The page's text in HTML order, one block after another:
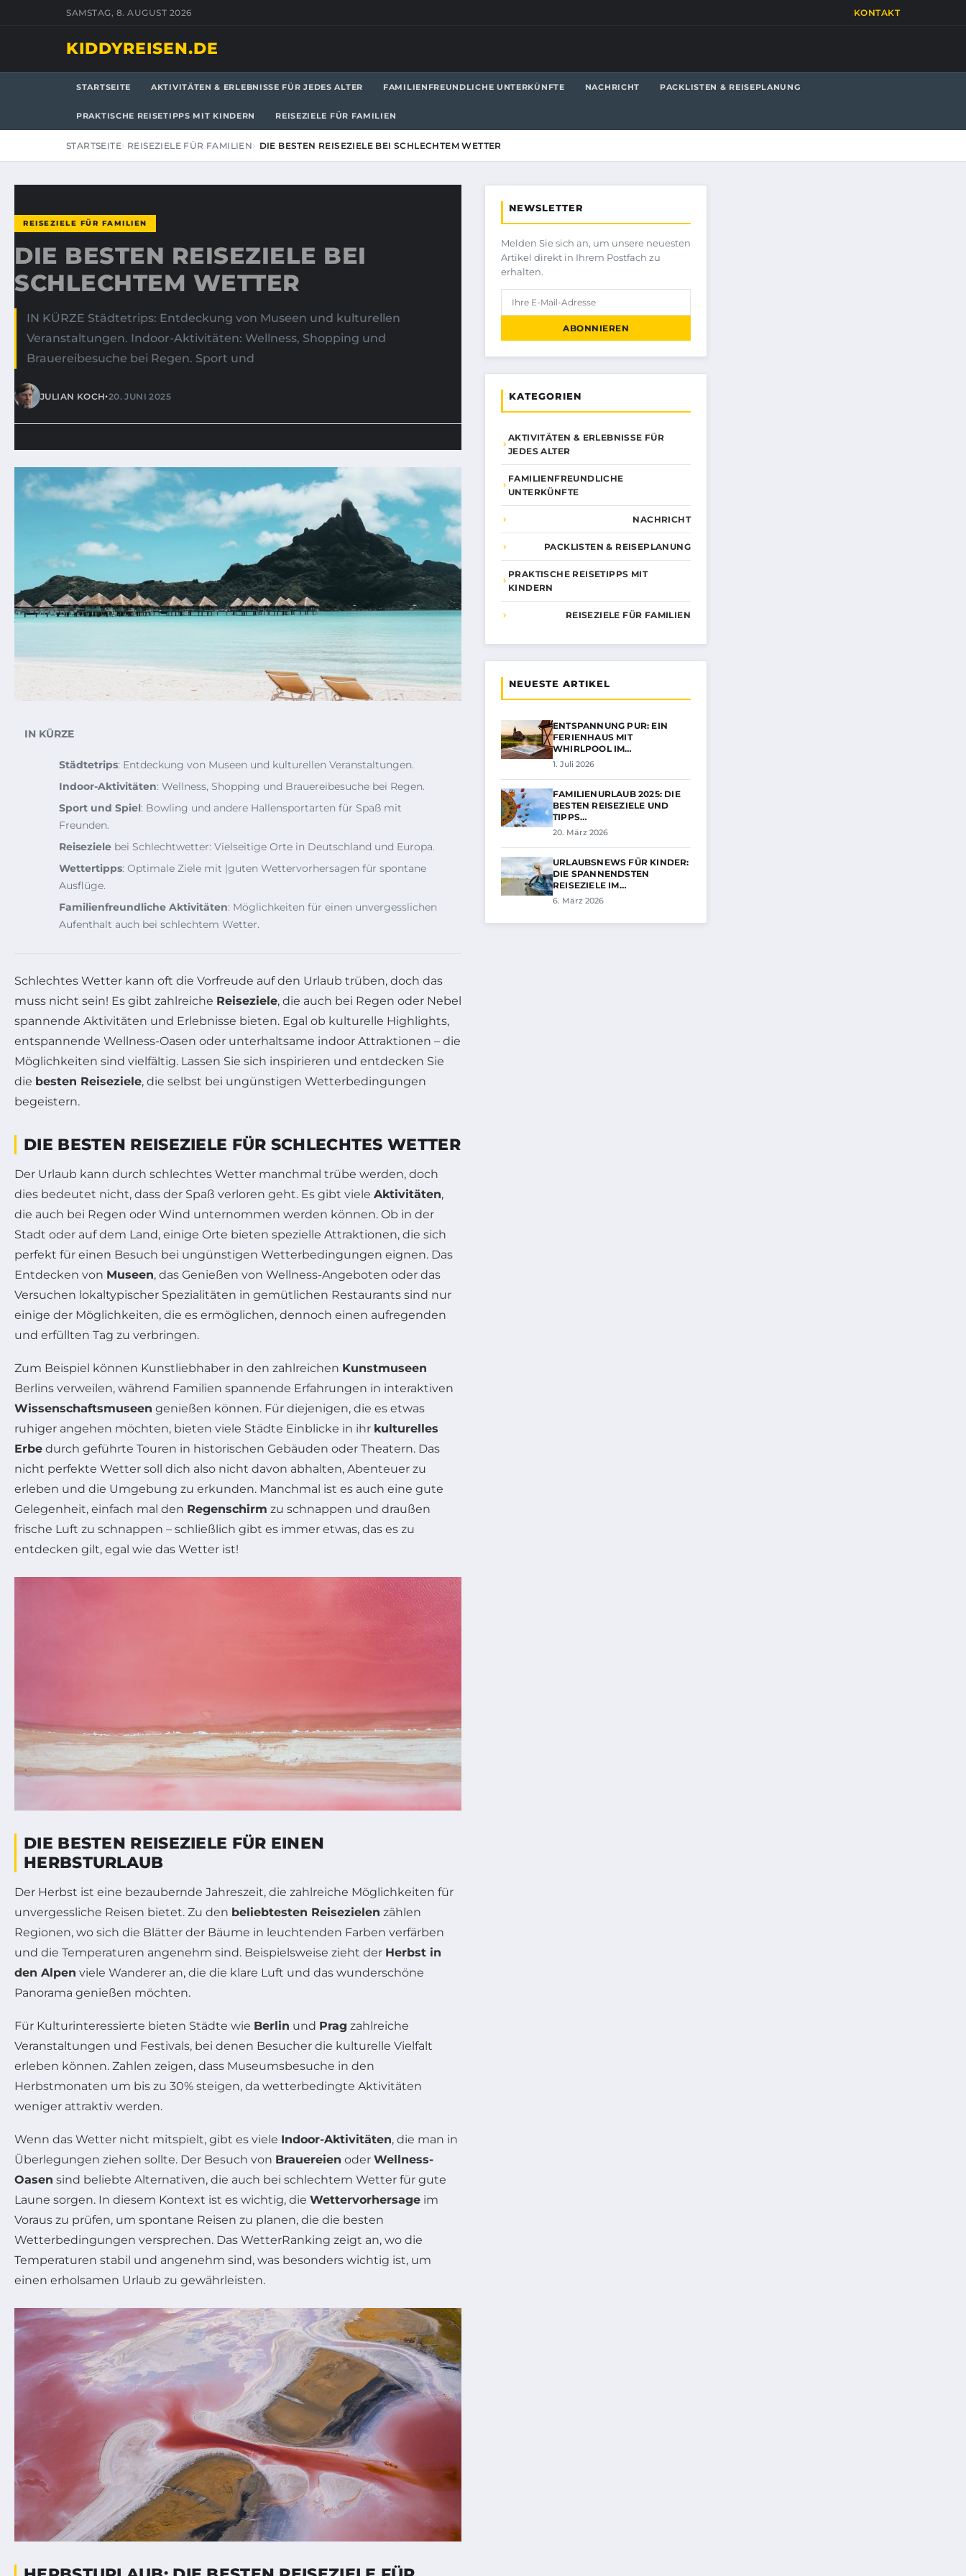
SAMSTAG, 8. AUGUST 2026 KONTAKT
KIDDYREISEN.DE
STARTSEITE AKTIVITÄTEN & ERLEBNISSE FÜR JEDES ALTER FAMILIENFREUNDLICHE UNTERKÜNFTE NACHRICHT PACKLISTEN & REISEPLANUNG
PRAKTISCHE REISETIPPS MIT KINDERN REISEZIELE FÜR FAMILIEN
STARTSEITE REISEZIELE FÜR FAMILIEN DIE BESTEN REISEZIELE BEI SCHLECHTEM WETTER
REISEZIELE FÜR FAMILIEN
DIE BESTEN REISEZIELE BEI
SCHLECHTEM WETTER
IN KÜRZE Städtetrips: Entdeckung von Museen und kulturellen
Veranstaltungen. Indoor-Aktivitäten: Wellness, Shopping und
Brauereibesuche bei Regen. Sport und
JULIAN KOCH•20. JUNI 2025
IN KÜRZE
Städtetrips: Entdeckung von Museen und kulturellen Veranstaltungen.
Indoor-Aktivitäten: Wellness, Shopping und Brauereibesuche bei Regen.
Sport und Spiel: Bowling und andere Hallensportarten für Spaß mit
Freunden.
Reiseziele bei Schlechtwetter: Vielseitige Orte in Deutschland und Europa.
Wettertipps: Optimale Ziele mit |guten Wettervorhersagen für spontane
Ausflüge.
Familienfreundliche Aktivitäten: Möglichkeiten für einen unvergesslichen
Aufenthalt auch bei schlechtem Wetter.
Schlechtes Wetter kann oft die Vorfreude auf den Urlaub trüben, doch das
muss nicht sein! Es gibt zahlreiche Reiseziele, die auch bei Regen oder Nebel
spannende Aktivitäten und Erlebnisse bieten. Egal ob kulturelle Highlights,
entspannende Wellness-Oasen oder unterhaltsame indoor Attraktionen – die
Möglichkeiten sind vielfältig. Lassen Sie sich inspirieren und entdecken Sie
die besten Reiseziele, die selbst bei ungünstigen Wetterbedingungen
begeistern.
DIE BESTEN REISEZIELE FÜR SCHLECHTES WETTER
Der Urlaub kann durch schlechtes Wetter manchmal trübe werden, doch
dies bedeutet nicht, dass der Spaß verloren geht. Es gibt viele Aktivitäten,
die auch bei Regen oder Wind unternommen werden können. Ob in der
Stadt oder auf dem Land, einige Orte bieten spezielle Attraktionen, die sich
perfekt für einen Besuch bei ungünstigen Wetterbedingungen eignen. Das
Entdecken von Museen, das Genießen von Wellness-Angeboten oder das
Versuchen lokaltypischer Spezialitäten in gemütlichen Restaurants sind nur
einige der Möglichkeiten, die es ermöglichen, dennoch einen aufregenden
und erfüllten Tag zu verbringen.
Zum Beispiel können Kunstliebhaber in den zahlreichen Kunstmuseen
Berlins verweilen, während Familien spannende Erfahrungen in interaktiven
Wissenschaftsmuseen genießen können. Für diejenigen, die es etwas
ruhiger angehen möchten, bieten viele Städte Einblicke in ihr kulturelles
Erbe durch geführte Touren in historischen Gebäuden oder Theatern. Das
nicht perfekte Wetter soll dich also nicht davon abhalten, Abenteuer zu
erleben und die Umgebung zu erkunden. Manchmal ist es auch eine gute
Gelegenheit, einfach mal den Regenschirm zu schnappen und draußen
frische Luft zu schnappen – schließlich gibt es immer etwas, das es zu
entdecken gilt, egal wie das Wetter ist!
DIE BESTEN REISEZIELE FÜR EINEN
HERBSTURLAUB
Der Herbst ist eine bezaubernde Jahreszeit, die zahlreiche Möglichkeiten für
unvergessliche Reisen bietet. Zu den beliebtesten Reisezielen zählen
Regionen, wo sich die Blätter der Bäume in leuchtenden Farben verfärben
und die Temperaturen angenehm sind. Beispielsweise zieht der Herbst in
den Alpen viele Wanderer an, die die klare Luft und das wunderschöne
Panorama genießen möchten.
Für Kulturinteressierte bieten Städte wie Berlin und Prag zahlreiche
Veranstaltungen und Festivals, bei denen Besucher die kulturelle Vielfalt
erleben können. Zahlen zeigen, dass Museumsbesuche in den
Herbstmonaten um bis zu 30% steigen, da wetterbedingte Aktivitäten
weniger attraktiv werden.
Wenn das Wetter nicht mitspielt, gibt es viele Indoor-Aktivitäten, die man in
Überlegungen ziehen sollte. Der Besuch von Brauereien oder Wellness-
Oasen sind beliebte Alternativen, die auch bei schlechtem Wetter für gute
Laune sorgen. In diesem Kontext ist es wichtig, die Wettervorhersage im
Voraus zu prüfen, um spontane Reisen zu planen, die die besten
Wetterbedingungen versprechen. Das WetterRanking zeigt an, wo die
Temperaturen stabil und angenehm sind, was besonders wichtig ist, um
einen erholsamen Urlaub zu gewährleisten.
NEWSLETTER
Melden Sie sich an, um unsere neuesten
Artikel direkt in Ihrem Postfach zu
erhalten.
ABONNIEREN
KATEGORIEN
AKTIVITÄTEN & ERLEBNISSE FÜR
JEDES ALTER
FAMILIENFREUNDLICHE
UNTERKÜNFTE
NACHRICHT
PACKLISTEN & REISEPLANUNG
PRAKTISCHE REISETIPPS MIT
KINDERN
REISEZIELE FÜR FAMILIEN
NEUESTE ARTIKEL
ENTSPANNUNG PUR: EIN
FERIENHAUS MIT
WHIRLPOOL IM…
1. Juli 2026
FAMILIENURLAUB 2025: DIE
BESTEN REISEZIELE UND
TIPPS…
20. März 2026
URLAUBSNEWS FÜR KINDER:
DIE SPANNENDSTEN
REISEZIELE IM…
6. März 2026